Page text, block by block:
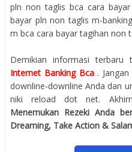
pln non taglis bca cara
bayar pln non taglis m-
m bca cara bayar tagihan non
Demikian informasi terbaru
Internet Banking Bca .
downline-downline Anda dan
niki reload dot net.
Menemukan Rezeki Anda
Dreaming, Take Action &